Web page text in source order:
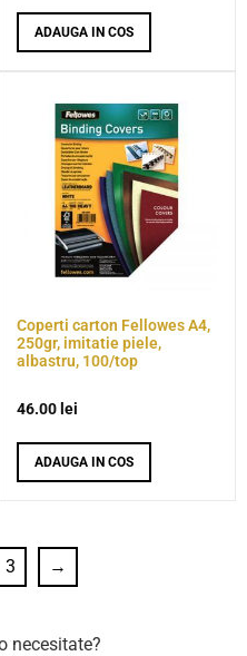
necesitate?
ADAUGA IN COS
Coperti carton Fellowes A4,
250gr, imitatie piele,
albastru, 100/top
46.00 lei
ADAUGA IN COS
3 →